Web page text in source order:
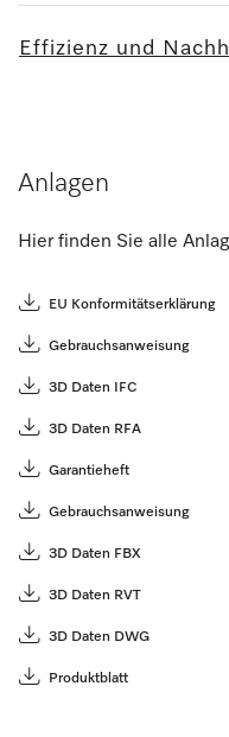
Effizienz und
Anlagen
Hier finden Sie alle
EU Konformitätserklärung
Gebrauchsanweisung
3D Daten IFC
3D Daten RFA
Garantieheft
Gebrauchsanweisung
3D Daten FBX
3D Daten RVT
3D Daten DWG
Produktblatt